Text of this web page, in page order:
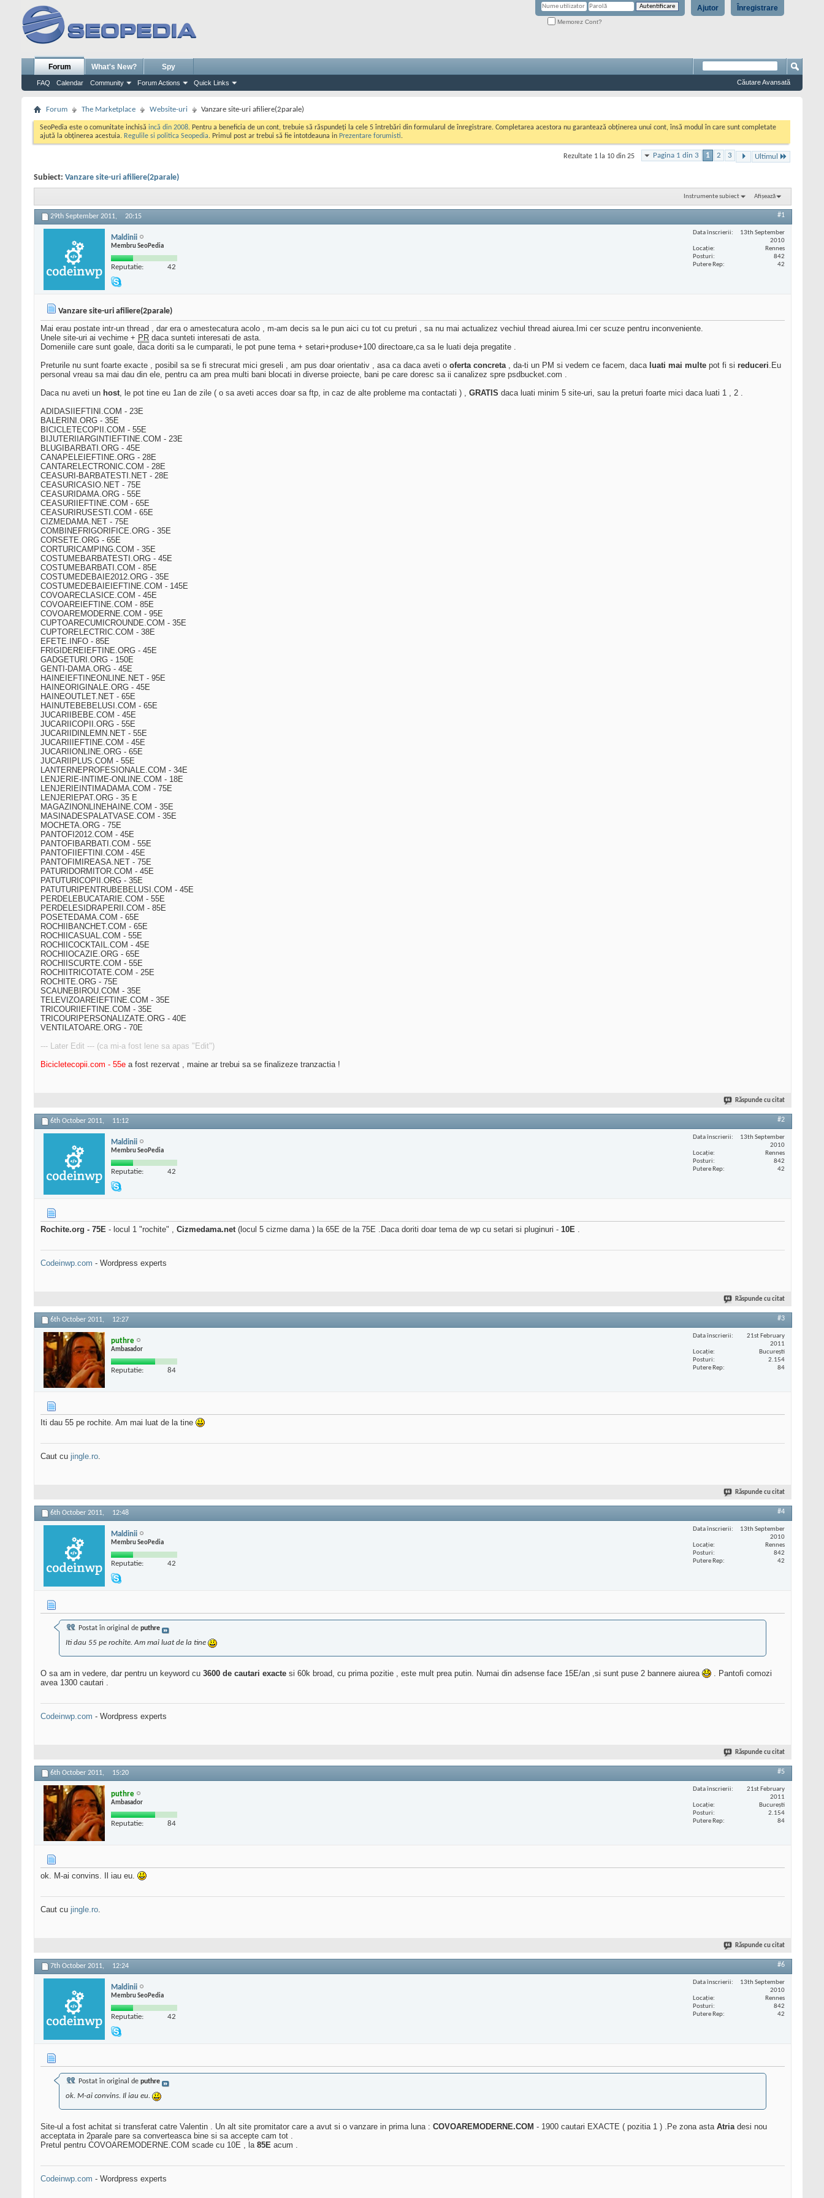
Înregistrare
Ajutor
Memorez Cont?
Forum
FAQ Calendar Community Forum Actions Quick Links
What's New? Spy
Căutare Avansată
Forum The Marketplace Website-uri Vanzare site-uri afiliere(2parale)
SeoPedia este o comunitate inchisă incă din 2008. Pentru a beneficia de un cont, trebuie să răspundeți la cele 5 întrebări din formularul de înregistrare. Completarea acestora nu garantează obținerea unui cont, însă modul în care sunt completate
ajută la obținerea acestuia. Regulile si politica Seopedia. Primul post ar trebui să fie intotdeauna in Prezentare forumisti.
Pagina 1 din 3 1 2 3 Ultimul
Rezultate 1 la 10 din 25
Subiect: Vanzare site-uri afiliere(2parale)
Instrumente subiect Afișează
29th September 2011, 20:15 #1
Maldinii
Membru SeoPedia
Reputatie: 42
Data înscrierii
13th September
2010
Locaţie
Rennes
Posturi
842
Putere Rep
42
Vanzare site-uri afiliere(2parale)
Mai erau postate intr-un thread , dar era o amestecatura acolo , m-am decis sa le pun aici cu tot cu preturi , sa nu mai actualizez vechiul thread aiurea.Imi cer scuze pentru inconveniente.
Unele site-uri ai vechime + PR daca sunteti interesati de asta.
Domeniile care sunt goale, daca doriti sa le cumparati, le pot pune tema + setari+produse+100 directoare,ca sa le luati deja pregatite .
Preturile nu sunt foarte exacte , posibil sa se fi strecurat mici greseli , am pus doar orientativ , asa ca daca aveti o oferta concreta, da-ti un PM si vedem ce facem, daca luati mai multe pot fi si reduceri.Eu
personal vreau sa mai dau din ele, pentru ca am prea multi bani blocati in diverse proiecte, bani pe care doresc sa ii canalizez spre psdbucket.com .
Daca nu aveti un host, le pot tine eu 1an de zile ( o sa aveti acces doar sa ftp, in caz de alte probleme ma contactati ) , GRATIS daca luati minim 5 site-uri, sau la preturi foarte mici daca luati 1 , 2 .
ADIDASIIEFTINI.COM - 23E
BALERINI.ORG - 35E
BICICLETECOPII.COM - 55E
BIJUTERIIARGINTIEFTINE.COM - 23E
BLUGIBARBATI.ORG - 45E
CANAPELEIEFTINE.ORG - 28E
CANTARELECTRONIC.COM - 28E
CEASURI-BARBATESTI.NET - 28E
CEASURICASIO.NET - 75E
CEASURIDAMA.ORG - 55E
CEASURIIEFTINE.COM - 65E
CEASURIRUSESTI.COM - 65E
CIZMEDAMA.NET - 75E
COMBINEFRIGORIFICE.ORG - 35E
CORSETE.ORG - 65E
CORTURICAMPING.COM - 35E
COSTUMEBARBATESTI.ORG - 45E
COSTUMEBARBATI.COM - 85E
COSTUMEDEBAIE2012.ORG - 35E
COSTUMEDEBAIEIEFTINE.COM - 145E
COVOARECLASICE.COM - 45E
COVOAREIEFTINE.COM - 85E
COVOAREMODERNE.COM - 95E
CUPTOARECUMICROUNDE.COM - 35E
CUPTORELECTRIC.COM - 38E
EFETE.INFO - 85E
FRIGIDEREIEFTINE.ORG - 45E
GADGETURI.ORG - 150E
GENTI-DAMA.ORG - 45E
HAINEIEFTINEONLINE.NET - 95E
HAINEORIGINALE.ORG - 45E
HAINEOUTLET.NET - 65E
HAINUTEBEBELUSI.COM - 65E
JUCARIIBEBE.COM - 45E
JUCARIICOPII.ORG - 55E
JUCARIIDINLEMN.NET - 55E
JUCARIIIEFTINE.COM - 45E
JUCARIIONLINE.ORG - 65E
JUCARIIPLUS.COM - 55E
LANTERNEPROFESIONALE.COM - 34E
LENJERIE-INTIME-ONLINE.COM - 18E
LENJERIEINTIMADAMA.COM - 75E
LENJERIEPAT.ORG - 35 E
MAGAZINONLINEHAINE.COM - 35E
MASINADESPALATVASE.COM - 35E
MOCHETA.ORG - 75E
PANTOFI2012.COM - 45E
PANTOFIBARBATI.COM - 55E
PANTOFIIEFTINI.COM - 45E
PANTOFIMIREASA.NET - 75E
PATURIDORMITOR.COM - 45E
PATUTURICOPII.ORG - 35E
PATUTURIPENTRUBEBELUSI.COM - 45E
PERDELEBUCATARIE.COM - 55E
PERDELESIDRAPERII.COM - 85E
POSETEDAMA.COM - 65E
ROCHIIBANCHET.COM - 65E
ROCHIICASUAL.COM - 55E
ROCHIICOCKTAIL.COM - 45E
ROCHIIOCAZIE.ORG - 65E
ROCHIISCURTE.COM - 55E
ROCHIITRICOTATE.COM - 25E
ROCHITE.ORG - 75E
SCAUNEBIROU.COM - 35E
TELEVIZOAREIEFTINE.COM - 35E
TRICOURIIEFTINE.COM - 35E
TRICOURIPERSONALIZATE.ORG - 40E
VENTILATOARE.ORG - 70E
--- Later Edit --- (ca mi-a fost lene sa apas "Edit")
Bicicletecopii.com - 55e a fost rezervat , maine ar trebui sa se finalizeze tranzactia !
Răspunde cu citat
6th October 2011, 11:12 #2
Maldinii
Membru SeoPedia
Reputatie: 42
Data înscrierii
13th September
2010
Locaţie
Rennes
Posturi
842
Putere Rep
42
Rochite.org - 75E - locul 1 "rochite" , Cizmedama.net(locul 5 cizme dama ) la 65E de la 75E .Daca doriti doar tema de wp cu setari si pluginuri - 10E .
Codeinwp.com - Wordpress experts
Răspunde cu citat
6th October 2011, 12:27 #3
puthre
Ambasador
Reputatie: 84
Data înscrierii
21st February
2011
Locaţie
București
Posturi
2.154
Putere Rep
84
Iti dau 55 pe rochite. Am mai luat de la tine
Caut cu jingle.ro.
Răspunde cu citat
6th October 2011, 12:48 #4
Maldinii
Membru SeoPedia
Reputatie: 42
Data înscrierii
13th September
2010
Locaţie
Rennes
Posturi
842
Putere Rep
42
Postat în original de puthre
Iti dau 55 pe rochite. Am mai luat de la tine
O sa am in vedere, dar pentru un keyword cu 3600 de cautari exacte si 60k broad, cu prima pozitie , este mult prea putin. Numai din adsense face 15E/an ,si sunt puse 2 bannere aiurea
. Pantofi comozi
avea 1300 cautari .
Codeinwp.com - Wordpress experts
Răspunde cu citat
6th October 2011, 15:20 #5
puthre
Ambasador
Reputatie: 84
Data înscrierii
21st February
2011
Locaţie
București
Posturi
2.154
Putere Rep
84
ok. M-ai convins. Il iau eu.
Caut cu jingle.ro.
Răspunde cu citat
7th October 2011, 12:24 #6
Maldinii
Membru SeoPedia
Reputatie: 42
Data înscrierii
13th September
2010
Locaţie
Rennes
Posturi
842
Putere Rep
42
Postat în original de puthre
ok. M-ai convins. Il iau eu.
Site-ul a fost achitat si transferat catre Valentin . Un alt site promitator care a avut si o vanzare in prima luna : COVOAREMODERNE.COM - 1900 cautari EXACTE ( pozitia 1 ) .Pe zona asta Atriadesi nou
acceptata in 2parale pare sa converteasca bine si sa accepte cam tot .
Pretul pentru COVOAREMODERNE.COM scade cu 10E , la 85E acum .
Codeinwp.com - Wordpress experts